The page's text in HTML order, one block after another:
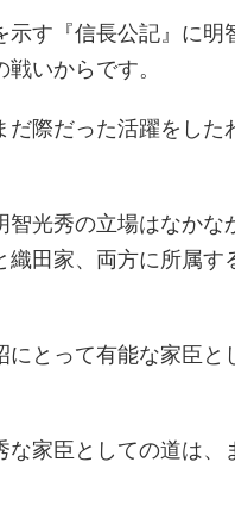
示す『信長公記』に明
いからです。
だ際だった活躍をした
智光秀の立場はなかな
織田家、両方に所属す
にとって有能な家臣と
な家臣としての道は、